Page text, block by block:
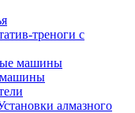
треноги с
машины
машины
алмазного